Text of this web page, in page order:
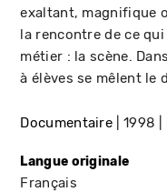
exaltant, magnifique
la rencontre de ce
métier : la scène.
à élèves se mêlent
Documentaire 1998
Langue originale
Français